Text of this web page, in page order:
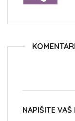
KOMENTARI
NAPIŠITE